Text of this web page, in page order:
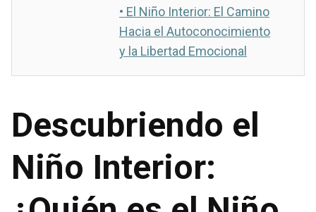
• El Niño Interior: El Camino
Hacia el Autoconocimiento
y la Libertad Emocional
Descubriendo el
Niño Interior: